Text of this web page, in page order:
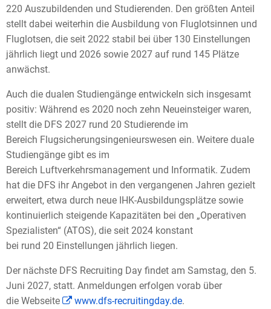
220 Auszubildenden und Studierenden. Den größten Anteil
stellt dabei weiterhin die Ausbildung von Fluglotsinnen und
Fluglotsen, die seit 2022 stabil bei über 130 Einstellungen
jährlich liegt und 2026 sowie 2027 auf rund 145 Plätze
anwächst.
Auch die dualen Studiengänge entwickeln sich insgesamt
positiv: Während es 2020 noch zehn Neueinsteiger waren,
stellt die DFS 2027 rund 20 Studierende im
Bereich Flugsicherungsingenieurswesen ein. Weitere duale
Studiengänge gibt es im
Bereich Luftverkehrsmanagement und Informatik. Zudem
hat die DFS ihr Angebot in den vergangenen Jahren gezielt
erweitert, etwa durch neue IHK-Ausbildungsplätze sowie
kontinuierlich steigende Kapazitäten bei den „Operativen
Spezialisten“ (ATOS), die seit 2024 konstant
bei rund 20 Einstellungen jährlich liegen.
Der nächste DFS Recruiting Day findet am Samstag, den 5.
Juni 2027, statt. Anmeldungen erfolgen vorab über
die Webseite
www.dfs-recruitingday.de.